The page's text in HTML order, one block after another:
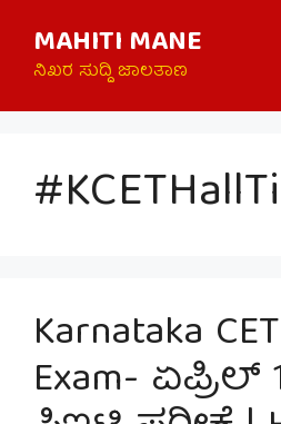
content
MAHITI MANE
ನಿಖರ ಸುದ್ದಿ ಜಾಲತಾಣ
Karnataka
Exam- ಏಪ್ರಿಲ್